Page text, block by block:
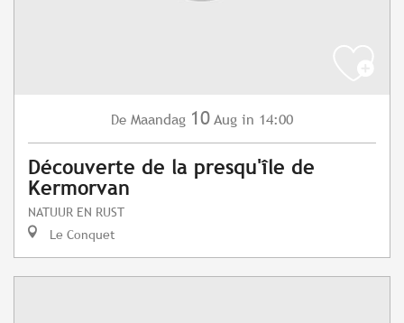
De Maandag 10 Aug in 14:00
Découverte de la presqu'île de
Kermorvan
NATUUR EN RUST
Le Conquet